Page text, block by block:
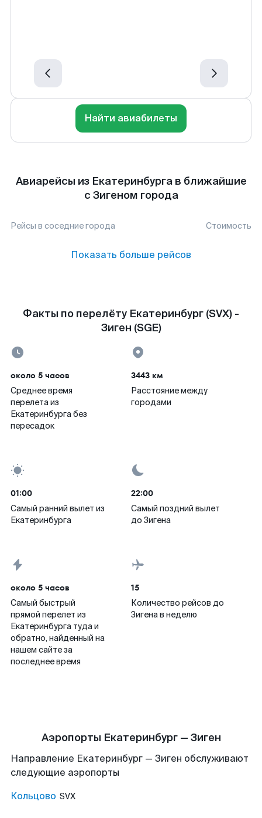
Найти авиабилеты
Авиарейсы из Екатеринбурга в ближайшие
с Зигеном города
Рейсы в соседние города Стоимость
Показать больше рейсов
Факты по перелёту Екатеринбург (SVX) -
Зиген (SGE)
около 5 часов
Среднее время
перелета из
Екатеринбурга без
пересадок
3443 км
Расстояние между
городами
01:00
Самый ранний вылет из
Екатеринбурга
22:00
Самый поздний вылет
до Зигена
около 5 часов
Самый быстрый
прямой перелет из
Екатеринбурга туда и
обратно, найденный на
нашем сайте за
последнее время
15
Количество рейсов до
Зигена в неделю
Аэропорты Екатеринбург — Зиген
Направление Екатеринбург — Зиген обслуживают
следующие аэропорты
Кольцово SVX